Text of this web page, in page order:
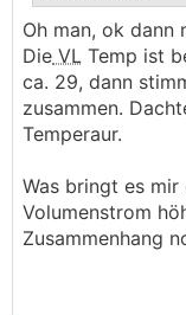
Oh man, ok dann
Die VL Temp ist
ca. 29, dann
zusammen.
Temperaur.
Was bringt es
Volumenstrom
Zusammenhang